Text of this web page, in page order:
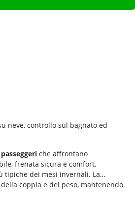
neve, controllo sul bagnato ed
che affrontano
frenata sicura e comfort,
tipiche dei mesi invernali. La
coppia e del peso, mantenendo